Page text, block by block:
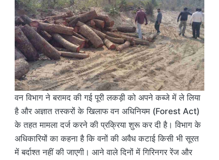
वन विभाग ने बरामद की गई पूरी लकड़ी को अपने कब्जे में ले लिया
है और अज्ञात तस्करों के खिलाफ वन अधिनियम (Forest Act)
के तहत मामला दर्ज करने की प्रक्रिया शुरू कर दी है। विभाग के
अधिकारियों का कहना है कि वनों की अवैध कटाई किसी भी सूरत
में बर्दाश्त नहीं की जाएगी। आने वाले दिनों में गिरिनगर रेंज और